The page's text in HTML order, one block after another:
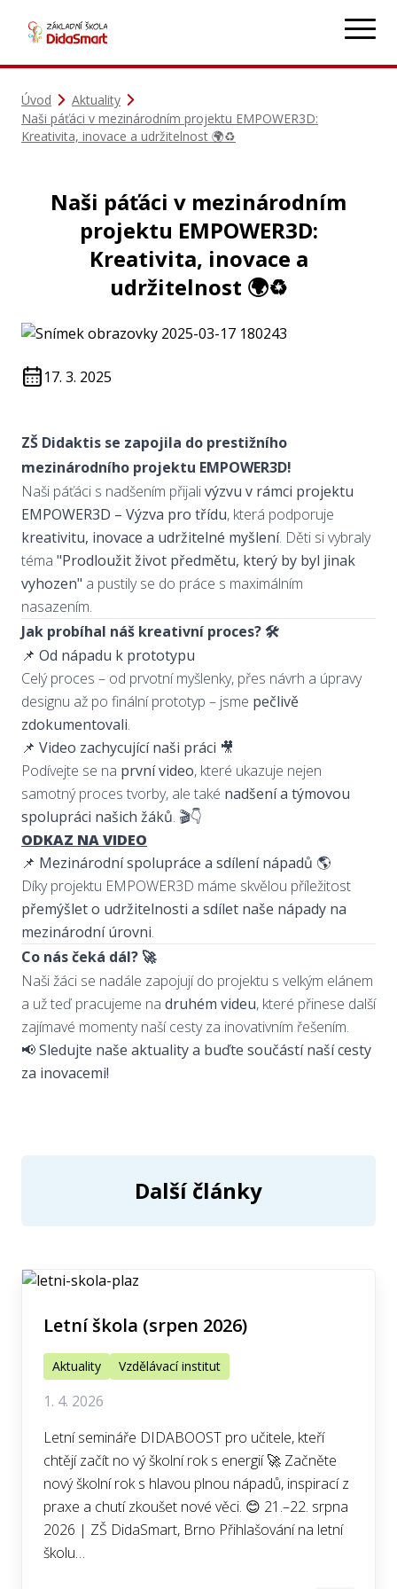
Úvod
Aktuality
Naši páťáci v mezinárodním projektu EMPOWER3D:
Kreativita, inovace a udržitelnost 🌍♻️
Naši páťáci v mezinárodním
projektu EMPOWER3D:
Kreativita, inovace a
udržitelnost 🌍♻️
17. 3. 2025
ZŠ Didaktis se zapojila do prestižního
mezinárodního projektu EMPOWER3D!
Naši páťáci s nadšením přijalivýzvu v rámci projektu
EMPOWER3D – Výzva pro třídu, která podporuje
kreativitu, inovace a udržitelné myšlení. Děti si vybraly
téma "Prodloužit život předmětu, který by byl jinak
vyhozen" a pustily se do práce s maximálním
nasazením.
Jak probíhal náš kreativní proces? 🛠️
📌 Od nápadu k prototypu
Celý proces – od prvotní myšlenky, přes návrh a úpravy
designu až po finální prototyp – jsme pečlivě
zdokumentovali.
📌 Video zachycující naši práci 🎥
Podívejte se na první video, které ukazuje nejen
samotný proces tvorby, ale také nadšení a týmovou
spolupráci našich žáků. 🎬👇
ODKAZ NA VIDEO
📌 Mezinárodní spolupráce a sdílení nápadů 🌎
Díky projektu EMPOWER3D máme skvělou příležitost
přemýšlet o udržitelnosti a sdílet naše nápady na
mezinárodní úrovni.
Co nás čeká dál? 🚀
Naši žáci se nadále zapojují do projektu s velkým elánem
a už teď pracujeme na druhém videu, které přinese další
zajímavé momenty naší cesty za inovativním řešením.
📢Sledujte naše aktuality a buďte součástí naší cesty
za inovacemi!
Další články
Letní škola (srpen 2026)
Aktuality Vzdělávací institut
1. 4. 2026
Letní semináře DIDABOOST pro učitele, kteří
chtějí začít no vý školní rok s energií 🚀 Začněte
nový školní rok s hlavou plnou nápadů, inspirací z
praxe a chutí zkoušet nové věci. 😊 21.–22. srpna
2026 | ZŠ DidaSmart, Brno Přihlašování na letní
školu…